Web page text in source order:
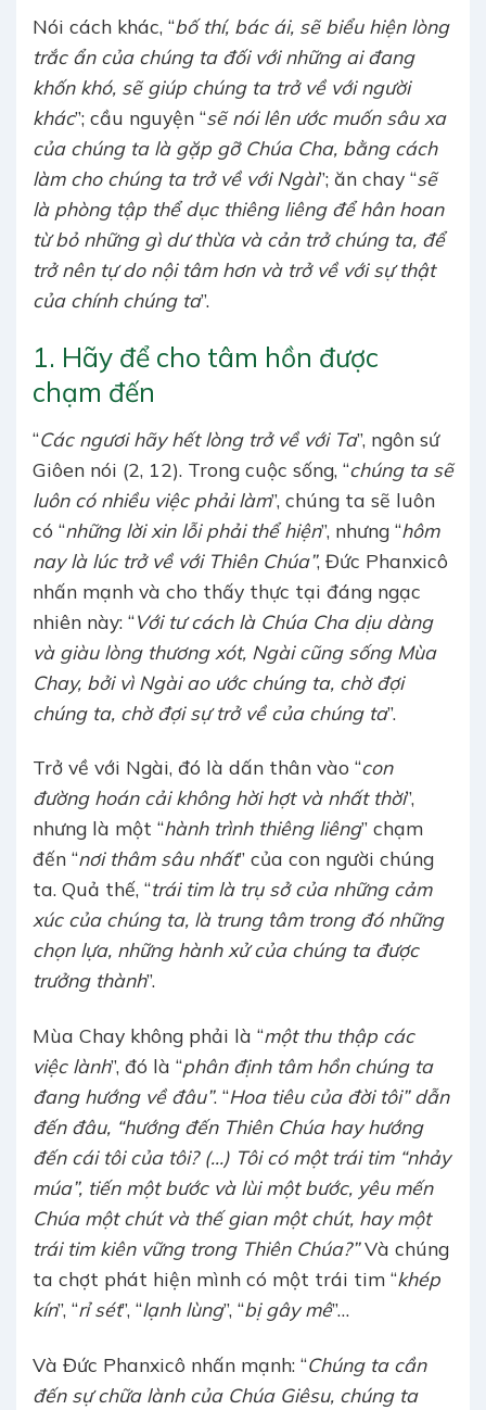
Nói cách khác, “bố thí, bác ái, sẽ biểu hiện lòng
trắc ẩn của chúng ta đối với những ai đang
khốn khó, sẽ giúp chúng ta trở về với người
khác”; cầu nguyện “sẽ nói lên ước muốn sâu xa
của chúng ta là gặp gỡ Chúa Cha, bằng cách
làm cho chúng ta trở về với Ngài”; ăn chay “sẽ
là phòng tập thể dục thiêng liêng để hân hoan
từ bỏ những gì dư thừa và cản trở chúng ta, để
trở nên tự do nội tâm hơn và trở về với sự thật
của chính chúng ta”.
1. Hãy để cho tâm hồn được
chạm đến
“Các ngươi hãy hết lòng trở về với Ta”, ngôn sứ
Giôen nói (2, 12). Trong cuộc sống, “chúng ta sẽ
luôn có nhiều việc phải làm”, chúng ta sẽ luôn
có “những lời xin lỗi phải thể hiện”, nhưng “hôm
nay là lúc trở về với Thiên Chúa”, Đức Phanxicô
nhấn mạnh và cho thấy thực tại đáng ngạc
nhiên này: “Với tư cách là Chúa Cha dịu dàng
và giàu lòng thương xót, Ngài cũng sống Mùa
Chay, bởi vì Ngài ao ước chúng ta, chờ đợi
chúng ta, chờ đợi sự trở về của chúng ta”.
Trở về với Ngài, đó là dấn thân vào “con
đường hoán cải không hời hợt và nhất thời”,
nhưng là một “hành trình thiêng liêng” chạm
đến “nơi thâm sâu nhất” của con người chúng
ta. Quả thế, “trái tim là trụ sở của những cảm
xúc của chúng ta, là trung tâm trong đó những
chọn lựa, những hành xử của chúng ta được
trưởng thành”.
Mùa Chay không phải là “một thu thập các
việc lành”, đó là “phân định tâm hồn chúng ta
đang hướng về đâu”. “Hoa tiêu của đời tôi” dẫn
đến đâu, “hướng đến Thiên Chúa hay hướng
đến cái tôi của tôi? (…) Tôi có một trái tim “nhảy
múa”, tiến một bước và lùi một bước, yêu mến
Chúa một chút và thế gian một chút, hay một
trái tim kiên vững trong Thiên Chúa?”Và chúng
ta chợt phát hiện mình có một trái tim “khép
kín”, “rỉ sét”, “lạnh lùng”, “bị gây mê”…
Và Đức Phanxicô nhấn mạnh: “Chúng ta cần
đến sự chữa lành của Chúa Giêsu, chúng ta